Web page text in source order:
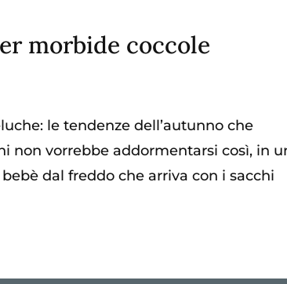
morbide coccole
le tendenze dell’autunno che
non vorrebbe addormentarsi così, in
dal freddo che arriva con i sacchi